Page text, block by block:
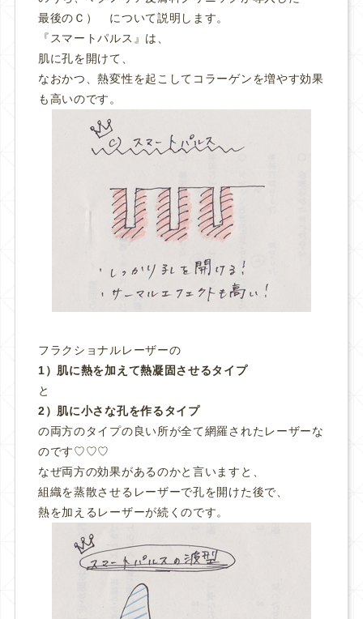
最後のＣ） について説明します。
『スマートパルス』は、
肌に孔を開けて、
なおかつ、熱変性を起こしてコラーゲンを増やす効果
も高いのです。
フラクショナルレーザーの
1）肌に熱を加えて熱凝固させるタイプ
と
2）肌に小さな孔を作るタイプ
の両方のタイプの良い所が全て網羅されたレーザーな
のです♡♡♡
なぜ両方の効果があるのかと言いますと、
組織を蒸散させるレーザーで孔を開けた後で、
熱を加えるレーザーが続くのです。